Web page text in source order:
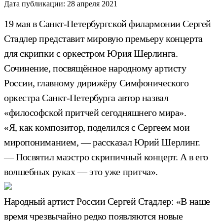
Дата публикации: 28 апреля 2021
19 мая в Санкт-Петербургской филармонии Сергей
Стадлер представит мировую премьеру концерта
для скрипки с оркестром Юрия Шерлинга.
Сочинение, посвящённое народному артисту
России, главному дирижёру Симфонического
оркестра Санкт-Петербурга автор назвал
«философской притчей сегодняшнего мира».
«Я, как композитор, поделился с Сергеем мои
миропониманием, — рассказал Юрий Шерлинг.
— Посвятил маэстро скрипичный концерт. А в его
волшебных руках — это уже притча».
Народный артист России Сергей Стадлер: «В наше
время чрезвычайно редко появляются новые